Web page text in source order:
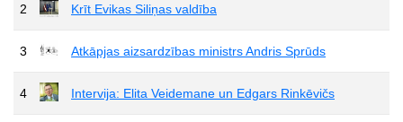
2 Krīt Evikas Siliņas valdība
3 Atkāpjas aizsardzības ministrs Andris Sprūds
4 Intervija: Elita Veidemane un Edgars Rinkēvičs